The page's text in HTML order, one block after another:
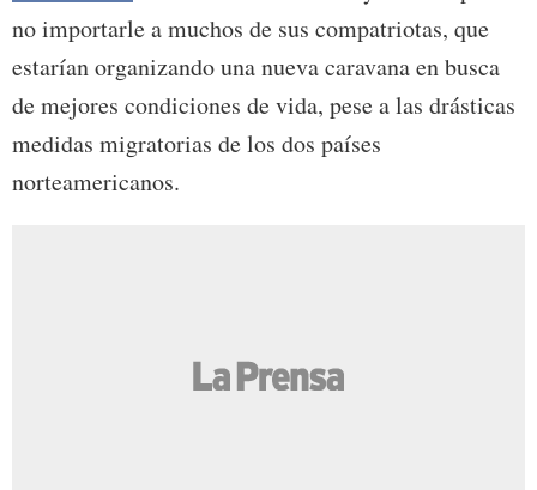
no importarle a muchos de sus compatriotas, que
estarían organizando una nueva caravana en busca
de mejores condiciones de vida, pese a las drásticas
medidas migratorias de los dos países
norteamericanos.